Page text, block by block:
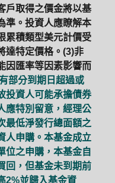
戶取得之價金將以基
準。投資人應瞭解本
累積類型美元計價受
達特定價格。(3)非
因匯率等因素影響而
部分到期日超過或
投資人可能承擔債券
應特別留意，經理公
最低淨發行總面額之
人申購。本基金成立
位之申購，本基金自
回，但基金未到期前
2%並歸入基金資